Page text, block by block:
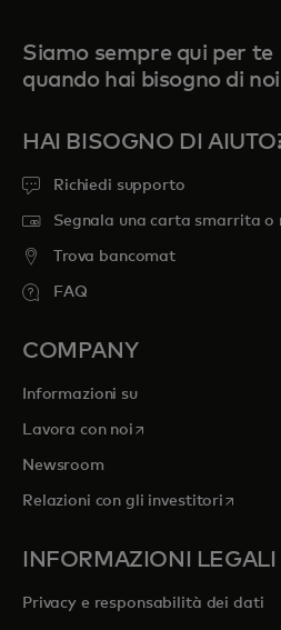
Siamo sempre qui per te
quando hai bisogno di noi
HAI BISOGNO DI
Richiedi supporto
Segnala una carta smarrita o
Trova bancomat
FAQ
COMPANY
Informazioni su
Lavora con noi si apre in una nuova
Newsroom
Relazioni con gli investitorisi apre
INFORMAZIONI LEGALI
Privacy e responsabilità dei dati